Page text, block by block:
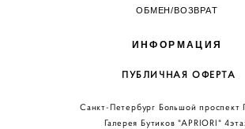
ОБМЕН/ВОЗВРАТ
ИНФОРМАЦИЯ
ПУБЛИЧНАЯ ОФЕРТА
Санкт-Петербург Большой проспект
Галерея Бутиков "АPRIORI"